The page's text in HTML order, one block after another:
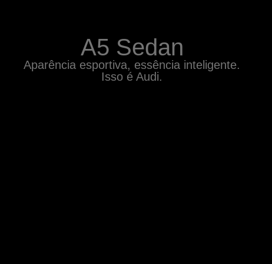
A5 Sedan
Aparência esportiva, essência inteligente.
Isso é Audi.